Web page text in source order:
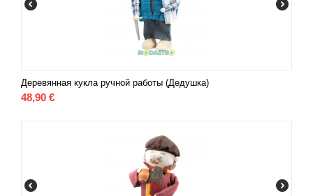
Деревянная кукла ручной работы (Дедушка)
48,90 €